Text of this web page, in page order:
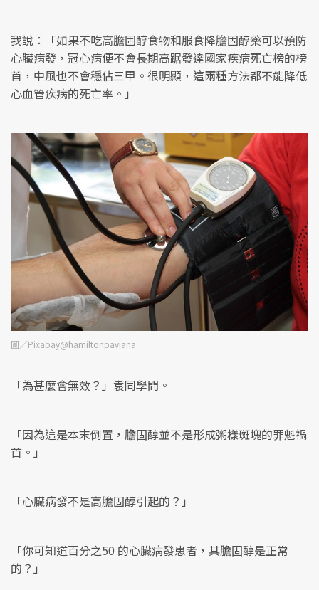
我說：「如果不吃高膽固醇食物和服食降膽固醇藥可以預防
心臟病發，冠心病便不會長期高踞發達國家疾病死亡榜的榜
首，中風也不會穩佔三甲。很明顯，這兩種方法都不能降低
心血管疾病的死亡率。」
圖／Pixabay@hamiltonpaviana
「為甚麼會無效？」袁同學問。
「因為這是本末倒置，膽固醇並不是形成粥樣斑塊的罪魁禍
首。」
「心臟病發不是高膽固醇引起的？」
「你可知道百分之50 的心臟病發患者，其膽固醇是正常
的？」